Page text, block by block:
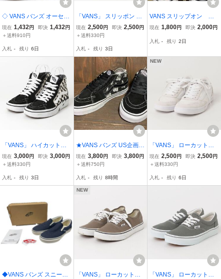
◇ VANS バンズ オーセン
ティック スニーカー シュ
ーズ サイズ25.0cm オフ
現在 1,432 円 即決 1,432 円
＋送料910円
入札 - 残り 6日
「VANS」 スリッポン 22.
5cm ブルー レディース
現在 2,500円 即決 2,500円
＋送料330円
入札 - 残り 3日
VANS スリップオン ド
ット&ボーダー モノトー
ES
現在 1,800円 即決 2,000円
入札 - 残り 2日
「VANS」 ハイカットス
ニーカー 24.5cm ブラッ
ク レディース
現在 3,000円 即決 3,000円
＋送料330円
入札 - 残り 3日
★VANS バンズ US企画 S
K8 MID スケート ミッド
黒×白 SKULL CHERRY 2
スクール ハーフキャブ
現在 3,800円 即決 3,800円
＋送料750円
入札 - 残り 8時間
NEW
「VANS」 ローカットス
ニーカー 23.5cm ホワイ
ト レディース
現在 2,500円 即決 2,500円
＋送料330円
入札 - 残り 6日
◆VANS バンズ スニーカ
NEW
「VANS」 ローカットス
「VANS」 ローカットス